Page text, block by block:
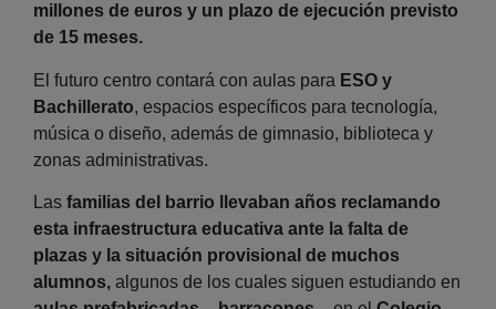
millones de euros y un plazo de ejecución previsto
de 15 meses.
El futuro centro contará con aulas para ESO y
Bachillerato, espacios específicos para tecnología,
música o diseño, además de gimnasio, biblioteca y
zonas administrativas.
Las familias del barrio llevaban años reclamando
esta infraestructura educativa ante la falta de
plazas y la situación provisional de muchos
alumnos, algunos de los cuales siguen estudiando en